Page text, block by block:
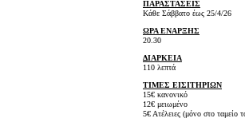
ΠΑΡΑΣΤΑΣΕΙΣ
Κάθε Σάββατο έως 25/4/26
ΩΡΑ ΕΝΑΡΞΗΣ
20.30
ΔΙΑΡΚΕΙΑ
110 λεπτά
ΤΙΜΕΣ ΕΙΣΙΤΗΡΙΩΝ
15€ κανονικό
12€ μειωμένο
5€ Ατέλειες (μόνο στο ταμείο